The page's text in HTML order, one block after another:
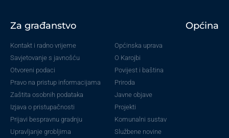
Za građanstvo
Kontakt i radno vrijeme
Savjetovanje s javnošću
Otvoreni podaci
Pravo na pristup informacijama
Zaštita osobnih podataka
Izjava o pristupačnosti
Prijavi bespravnu gradnju
Upravljanje grobljima
Općina
Općinska uprava
O Karojbi
Povijest i baština
Priroda
Javne objave
Projekti
Komunalni sustav
Službene novine